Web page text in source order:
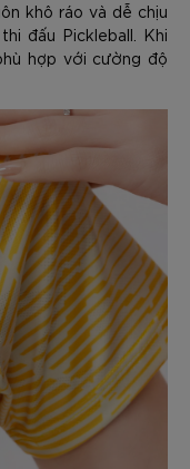
khô ráo và dễ chịu
đấu Pickleball. Khi
hợp với cường độ